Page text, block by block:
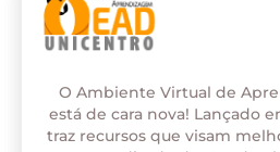
O Ambiente Virtual de
está de cara nova! Lançado
traz recursos que visam